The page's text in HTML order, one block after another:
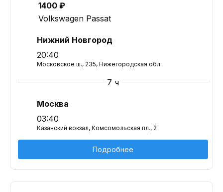
1400 ₽
Volkswagen Passat
Нижний Новгород
20:40
Московское ш., 235, Нижегородская обл.
7 ч
Москва
03:40
Казанский вокзал, Комсомольская пл., 2
Подробнее